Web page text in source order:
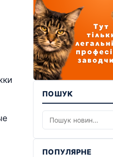
ПОШУК
ПОПУЛЯРНЕ